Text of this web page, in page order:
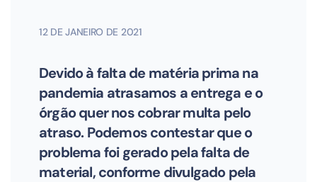
12 DE JANEIRO DE 2021
Devido à falta de matéria prima na
pandemia atrasamos a entrega e o
órgão quer nos cobrar multa pelo
atraso. Podemos contestar que o
problema foi gerado pela falta de
material, conforme divulgado pela